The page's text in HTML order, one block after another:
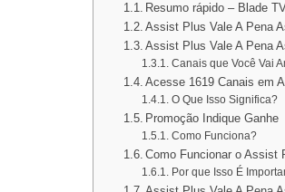
Resumo rápido – Blade
Assist Plus Vale A Pena
Assist Plus Vale A Pena
Canais que Você Vai
Acesse 1619 Canais em
O Que Isso Significa?
Promoção Indique Ganhe
Como Funciona?
Como Funcionar o Assist
Por que Isso É